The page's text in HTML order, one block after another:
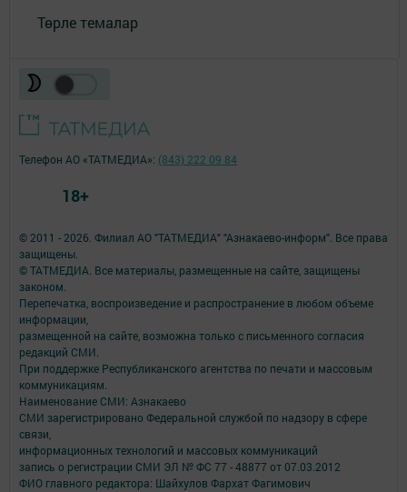
Төрле темалар
© 2011 - 2026. Филиал АО "ТАТМЕДИА" "Азнакаево-информ". Все права
защищены.
© ТАТМЕДИА. Все материалы, размещенные на сайте, защищены
законом.
Перепечатка, воспроизведение и распространение в любом объеме
информации,
размещенной на сайте, возможна только с письменного согласия
редакций СМИ.
При поддержке Республиканского агентства по печати и массовым
коммуникациям.
Наименование СМИ: Азнакаево
СМИ зарегистрировано Федеральной службой по надзору в сфере
связи,
информационных технологий и массовых коммуникаций
запись о регистрации СМИ ЭЛ № ФС 77 - 48877 от 07.03.2012
ФИО главного редактора: Шайхулов Фархат Фагимович
Телефон АО «ТАТМЕДИА»: (843) 222 09 84
18+